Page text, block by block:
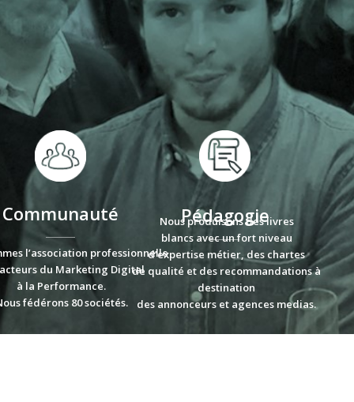
l’association professionnelle
du Marketing Digital
à la Performance.
fédérons 80 sociétés.
Communauté
Nous produisons des livres
blancs avec un fort niveau
d’expertise métier, des chartes
de qualité et des recommandations à
destination
des annonceurs et agences medias.
Pédagogie